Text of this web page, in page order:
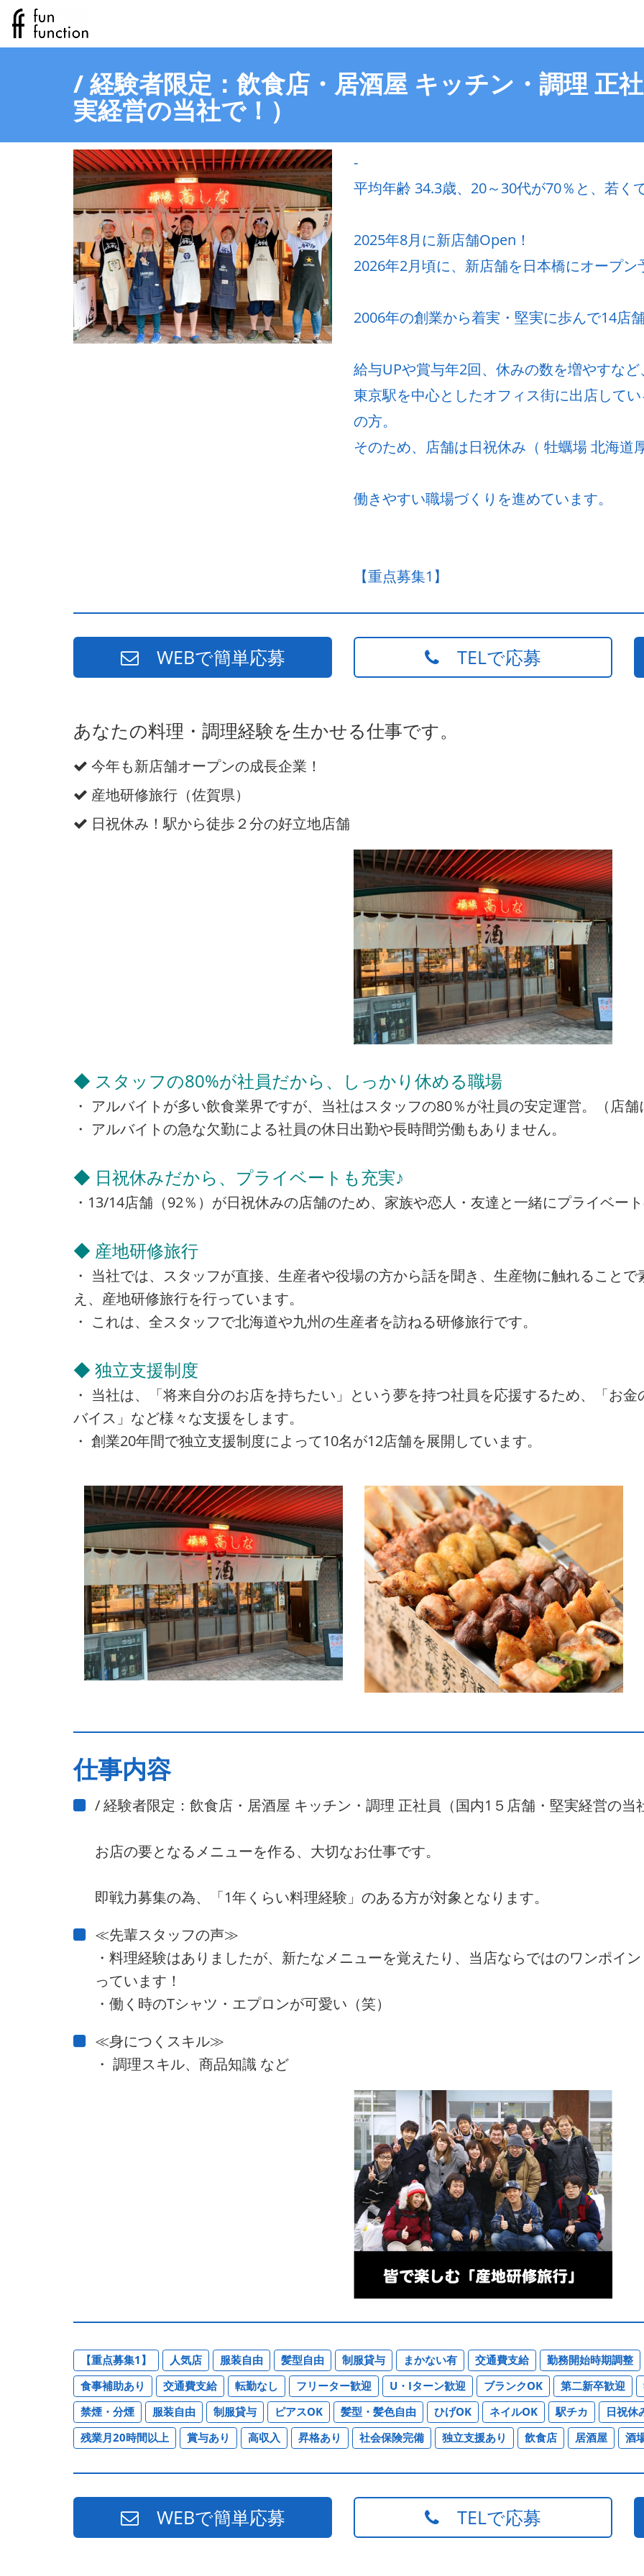
/ 経験者限定：飲食店・居酒屋 キッチン・調理 正
実経営の当社で！）
-
平均年齢 34.3歳、20～30代が70％と、若く
2025年8月に新店舗Open！
2026年2月頃に、新店舗を日本橋にオープン
2006年の創業から着実・堅実に歩んで14店
給与UPや賞与年2回、休みの数を増やすな
東京駅を中心としたオフィス街に出店して
の方。
そのため、店舗は日祝休み（ 牡蠣場 北海道
働きやすい職場づくりを進めています。
【重点募集1】
WEBで簡単応募 TELで応募
あなたの料理・調理経験を生かせる仕事です。
今年も新店舗オープンの成長企業！
産地研修旅行（佐賀県）
日祝休み！駅から徒歩２分の好立地店舗
◆ スタッフの80%が社員だから、しっかり休める職場
・ アルバイトが多い飲食業界ですが、当社はスタッフの80％が社員の安定運営。（店
・ アルバイトの急な欠勤による社員の休日出勤や長時間労働もありません。
◆ 日祝休みだから、プライベートも充実♪
・13/14店舗（92％）が日祝休みの店舗のため、家族や恋人・友達と一緒にプライベー
◆ 産地研修旅行
・ 当社では、スタッフが直接、生産者や役場の方から話を聞き、生産物に触れること
え、産地研修旅行を行っています。
・ これは、全スタッフで北海道や九州の生産者を訪ねる研修旅行です。
◆ 独立支援制度
・ 当社は、「将来自分のお店を持ちたい」という夢を持つ社員を応援するため、「お
バイス」など様々な支援をします。
・ 創業20年間で独立支援制度によって10名が12店舗を展開しています。
仕事内容
/ 経験者限定：飲食店・居酒屋 キッチン・調理 正社員（国内1５店舗・堅実経営の当
お店の要となるメニューを作る、大切なお仕事です。
即戦力募集の為、「1年くらい料理経験」のある方が対象となります。
≪先輩スタッフの声≫
・料理経験はありましたが、新たなメニューを覚えたり、当店ならではのワンポイ
っています！
・働く時のTシャツ・エプロンが可愛い（笑）
≪身につくスキル≫
・ 調理スキル、商品知識 など
【重点募集1】 人気店 服装自由 髪型自由 制服貸与 まかない有 交通費支給
勤務開始時期調整
食事補助あり
交通費支給 転勤なし フリーター歓迎 U・Iターン歓迎 ブランクOK 第二新卒歓迎
禁煙・分煙
服装自由 制服貸与 ピアスOK 髪型・髪色自由 ひげOK ネイルOK 駅チカ
日祝休
残業月20時間以上
賞与あり 高収入 昇格あり 社会保険完備 独立支援あり 飲食店 居酒屋 酒
WEBで簡単応募 TELで応募